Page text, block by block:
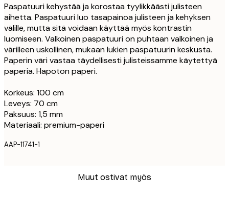
Paspatuuri kehystää ja korostaa tyylikkäästi julisteen
aihetta. Paspatuuri luo tasapainoa julisteen ja kehyksen
välille, mutta sitä voidaan käyttää myös kontrastin
luomiseen. Valkoinen paspatuuri on puhtaan valkoinen ja
värilleen uskollinen, mukaan lukien paspatuurin keskusta.
Paperin väri vastaa täydellisesti julisteissamme käytettyä
paperia. Hapoton paperi.
Korkeus: 100 cm
Leveys: 70 cm
Paksuus: 1,5 mm
Materiaali: premium-paperi
AAP-11741-1
Muut ostivat myös